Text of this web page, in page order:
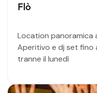
Flò
Location panoramica
Aperitivo e dj set
tranne il lunedì